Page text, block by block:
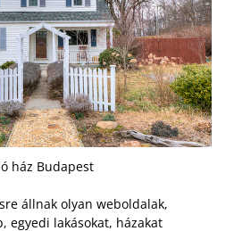
ház Budapest
állnak olyan weboldalak,
egyedi lakásokat, házakat